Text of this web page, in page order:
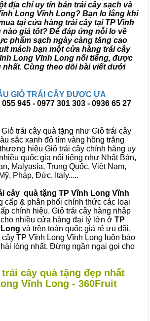
địa chỉ uy tín bán trái cây sạch và
Long Vĩnh Long? Bạn lo lắng khi
tại cửa hàng trái cây tại TP Vĩnh
giá tốt? Để đáp ứng nỗi lo về
phẩm sạch ngày càng tăng cao
mách bạn một cửa hàng trái cây
Long Vĩnh Long nổi tiếng, được
nhất. Cùng theo dõi bài viết dưới
GIỎ TRÁI CÂY ĐƯỢC ƯA
055 945 - 0977 301 303 - 0936 65 27
trái cây quà tặng như Giỏ trái cây
sắc xanh đỏ tím vàng hồng trắng
hiệu Giỏ trái cây chính hãng uy
quốc gia nổi tiếng như Nhật Bản,
Malyasia, Trung Quốc, Việt Nam,
Pháp, Đức, Italy.....
cây quà tặng TP Vĩnh Long Vĩnh
cấp & phân phối chính thức các loại
chính hiệu, Giỏ trái cây hàng nhập
nhiều cửa hàng đại lý lớn ở TP
và trên toàn quốc giá rẻ ưu đãi.
TP Vĩnh Long Vĩnh Long luôn bảo
lòng nhất. Đừng ngần ngại gọi cho
cây quà tặng đẹp nhất
Vĩnh Long - 360Fruit